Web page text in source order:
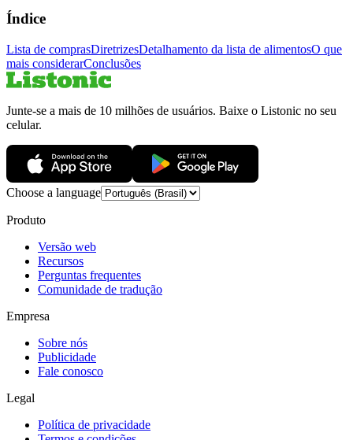
Índice
Lista de comprasDiretrizesDetalhamento da lista de alimentosO que
mais considerarConclusões
Junte-se a mais de 10 milhões de usuários. Baixe o Listonic no seu
celular.
Choose a language
Produto
Versão web
Recursos
Perguntas frequentes
Comunidade de tradução
Empresa
Sobre nós
Publicidade
Fale conosco
Legal
Política de privacidade